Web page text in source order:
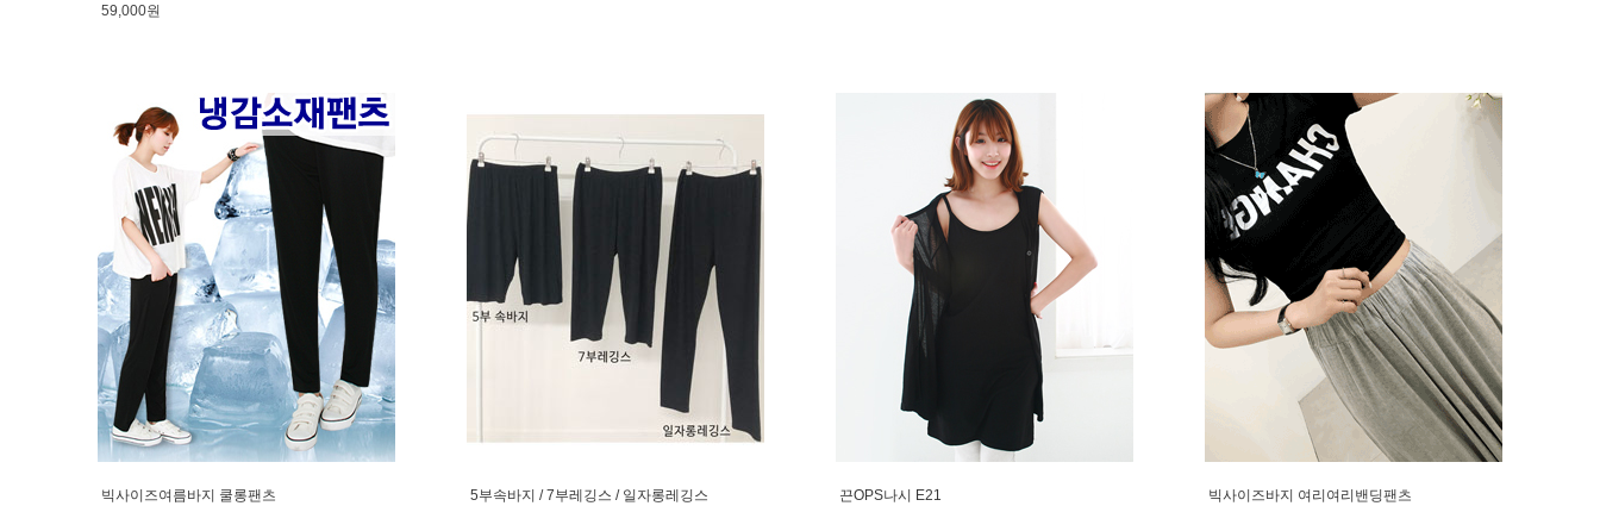
59,000원
빅사이즈여름바지 쿨롱팬츠 5부속바지 / 7부레깅스 / 일자롱레깅스 끈OPS나시 E21 빅사이즈바지 여리여리밴딩팬츠